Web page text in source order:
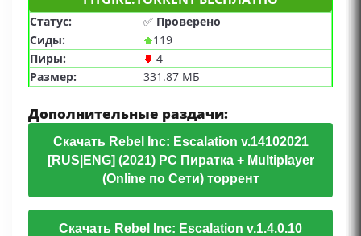
Статус: ✅ Проверено
Сиды:
119
Пиры:
4
Размер:
331.87 МБ
Дополнительные раздачи:
Скачать Rebel Inc: Escalation v.14102021
[RUS|ENG] (2021) PC Пиратка + Multiplayer
(Online по Сети) торрент
Скачать Rebel Inc: Escalation v.1.4.0.10